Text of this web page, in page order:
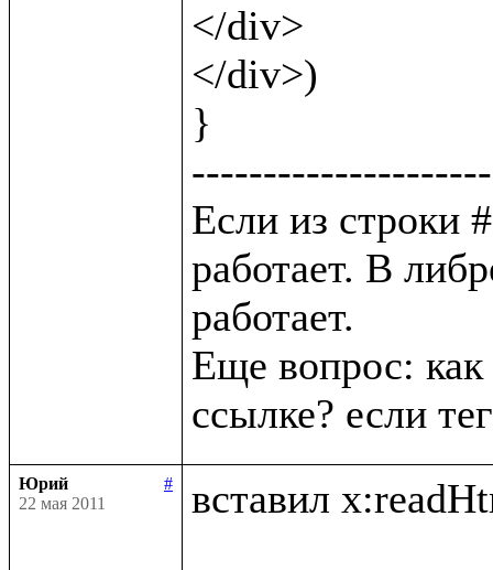
</div>
</div>)
}
Если из строки
работает. В
работает.
Еще вопрос: как
Юрий
#
22 мая 2011
вставил